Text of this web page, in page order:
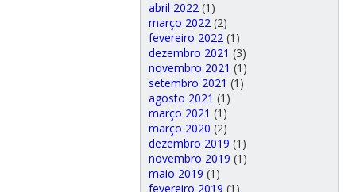
abril 2022 (1)
março 2022 (2)
fevereiro 2022 (1)
dezembro 2021 (3)
novembro 2021 (1)
setembro 2021 (1)
agosto 2021 (1)
março 2021 (1)
março 2020 (2)
dezembro 2019 (1)
novembro 2019 (1)
maio 2019 (1)
fevereiro 2019 (1)